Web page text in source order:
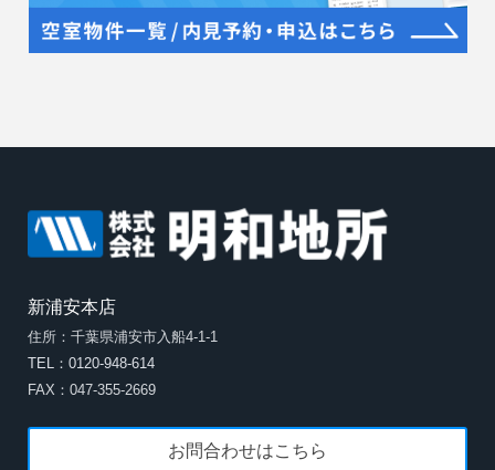
新浦安本店
住所：千葉県浦安市入船4-1-1
TEL：0120-948-614
FAX：047-355-2669
お問合わせはこちら